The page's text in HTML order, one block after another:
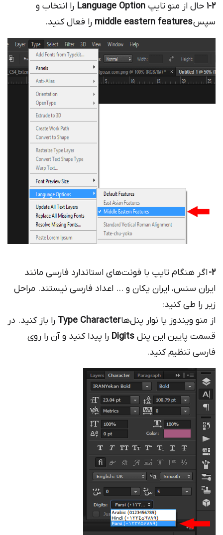
1-2حال از منو تایپ Language Option را انتخاب و
سپسmiddle eastern features را فعال کنید.
2- اگر هنگام تایپ با فونت‌های استاندارد فارسی مانند
ایران سنس، ایران یکان و … اعداد فارسی نیستند. مراحل
زیر را طی کنید:
از منو ویندوز یا نوار پنل‌هاType Character را باز کنید. در
قسمت پایین این پنل Digits را پیدا کنید و آن را روی
فارسی تنظیم کنید.